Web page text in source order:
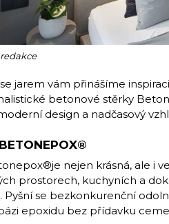
jarem vám přinášíme
betonové stěrky
design a nadčasový
nejen krásná, ale i
prostorech, kuchyních a
Pyšní se bezkonkurenční
epoxidu bez přídavku